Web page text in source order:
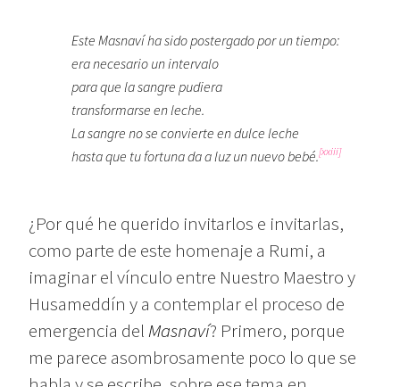
Este Masnaví ha sido postergado por un tiempo:
era necesario un intervalo
para que la sangre pudiera
transformarse en leche.
La sangre no se convierte en dulce leche
hasta que tu fortuna da a luz un nuevo bebé.[xxiii]
¿Por qué he querido invitarlos e invitarlas,
como parte de este homenaje a Rumi, a
imaginar el vínculo entre Nuestro Maestro y
Husameddín y a contemplar el proceso de
emergencia del Masnaví? Primero, porque
me parece asombrosamente poco lo que se